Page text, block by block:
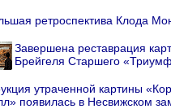
ретроспектива Клода
Завершена реставрация
Брейгеля Старшего
утраченной картины
появилась в Несвижском